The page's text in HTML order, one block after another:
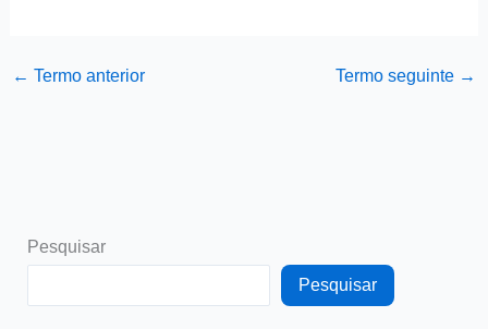
← Termo anterior Termo seguinte →
Pesquisar
Pesquisar